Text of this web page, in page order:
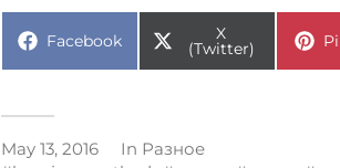
Facebook X
(Twitter)
May 13, 2016 In Разное